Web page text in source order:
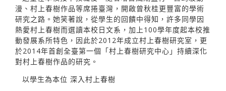
漫、村上春樹作品等席捲臺灣，開啟曾秋桂更豐富的學術
研究之路。她笑著說，從學生的回饋中得知，許多同學因
熱愛村上春樹而選讀本校日文系，加上100學年度起本校推
動發展系所特色，因此於2012年成立村上春樹研究室，更
於2014年首創全臺第一個「村上春樹研究中心」持續深化
對村上春樹作品的研究。
以學生為本位 深入村上春樹